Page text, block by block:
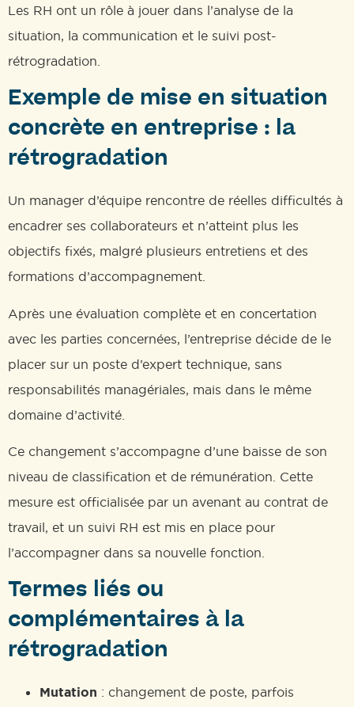
Les RH ont un rôle à jouer dans l’analyse de la
situation, la communication et le suivi post-
rétrogradation.
Exemple de mise en situation
concrète en entreprise : la
rétrogradation
Un manager d’équipe rencontre de réelles difficultés à
encadrer ses collaborateurs et n’atteint plus les
objectifs fixés, malgré plusieurs entretiens et des
formations d’accompagnement.
Après une évaluation complète et en concertation
avec les parties concernées, l’entreprise décide de le
placer sur un poste d’expert technique, sans
responsabilités managériales, mais dans le même
domaine d’activité.
Ce changement s’accompagne d’une baisse de son
niveau de classification et de rémunération. Cette
mesure est officialisée par un avenant au contrat de
travail, et un suivi RH est mis en place pour
l’accompagner dans sa nouvelle fonction.
Termes liés ou
complémentaires à la
rétrogradation
Mutation : changement de poste, parfois